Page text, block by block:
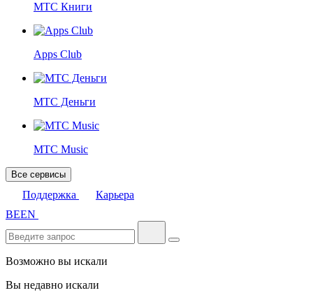
МТС Книги
Apps Club
МТС Деньги
МТС Music
Все сервисы
Поддержка
Карьера
BEEN
Возможно вы искали
Вы недавно искали